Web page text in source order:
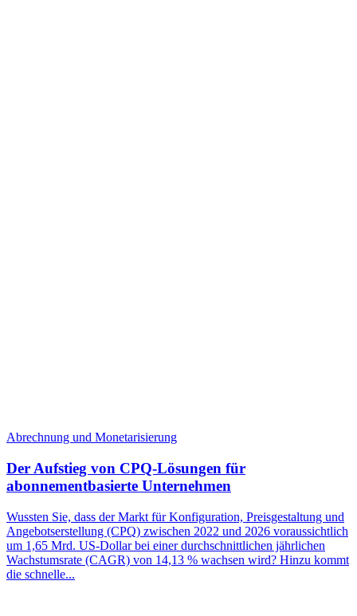
Abrechnung und Monetarisierung
Der Aufstieg von CPQ-Lösungen für
abonnementbasierte Unternehmen
Wussten Sie, dass der Markt für Konfiguration, Preisgestaltung und
Angebotserstellung (CPQ) zwischen 2022 und 2026 voraussichtlich
um 1,65 Mrd. US-Dollar bei einer durchschnittlichen jährlichen
Wachstumsrate (CAGR) von 14,13 % wachsen wird? Hinzu kommt
die schnelle...